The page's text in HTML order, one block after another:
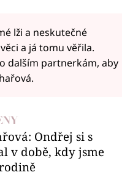
lži a neskutečné
a já tomu věřila.
dalším partnerkám, aby
Ondřej si s
v době, kdy jsme